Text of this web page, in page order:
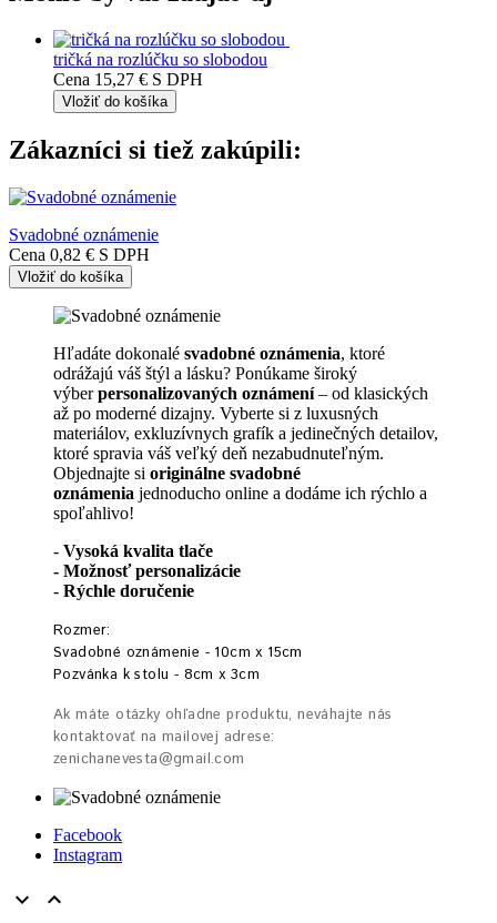
tričká na rozlúčku so slobodou
Cena 15,27 € S DPH
Vložiť do košíka
Zákazníci si tiež zakúpili:
Svadobné oznámenie
Cena 0,82 € S DPH
Vložiť do košíka
Hľadáte dokonalé svadobné oznámenia, ktoré
odrážajú váš štýl a lásku? Ponúkame široký
výberpersonalizovaných oznámení– od klasických
až po moderné dizajny. Vyberte si z luxusných
materiálov, exkluzívnych grafík a jedinečných detailov,
ktoré spravia váš veľký deň nezabudnuteľným.
Objednajte si originálne svadobné
oznámenia jednoducho online a dodáme ich rýchlo a
spoľahlivo!
- Vysoká kvalita tlače
- Možnosť personalizácie
- Rýchle doručenie
Rozmer:
Svadobné oznámenie - 10cm x 15cm
Pozvánka k stolu - 8cm x 3cm
Ak máte otázky ohľadne produktu, neváhajte nás
kontaktovať na mailovej adrese:
zenichanevesta@gmail.com
Facebook
Instagram
 